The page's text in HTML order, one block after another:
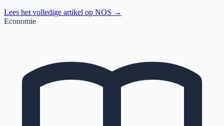
Lees het volledige artikel op NOS →
Economie